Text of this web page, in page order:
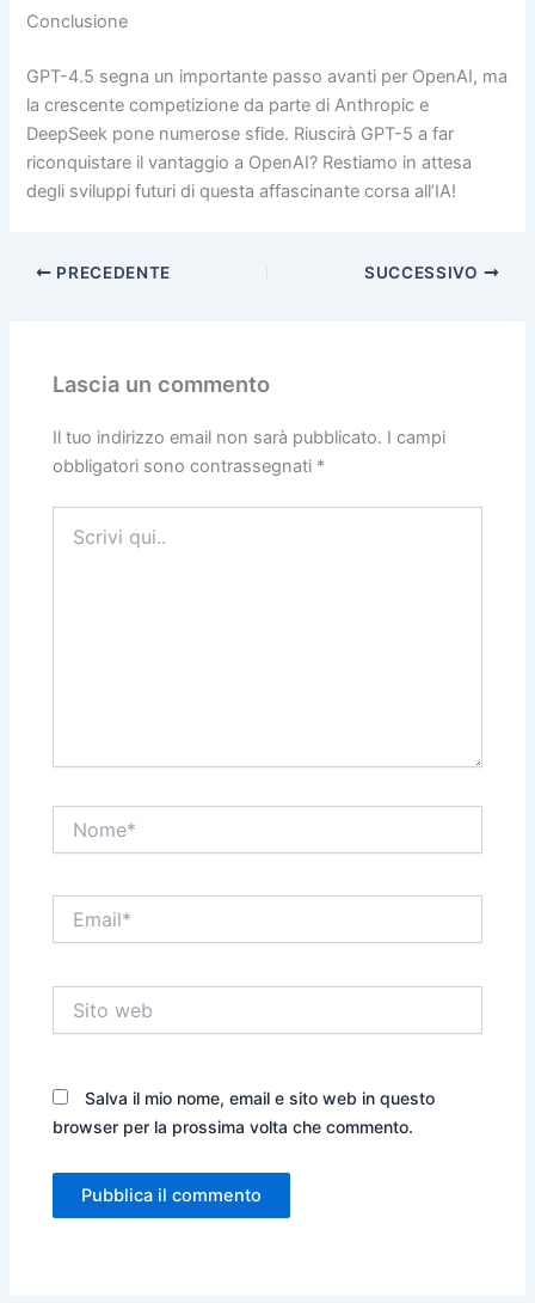
Conclusione
GPT-4.5 segna un importante passo avanti per OpenAI, ma
la crescente competizione da parte di Anthropic e
DeepSeek pone numerose sfide. Riuscirà GPT-5 a far
riconquistare il vantaggio a OpenAI? Restiamo in attesa
degli sviluppi futuri di questa affascinante corsa all’IA!
PRECEDENTE SUCCESSIVO
Lascia un commento
Il tuo indirizzo email non sarà pubblicato. I campi
obbligatori sono contrassegnati *
qui..
web
Salva il mio nome, email e sito web in questo
browser per la prossima volta che commento.